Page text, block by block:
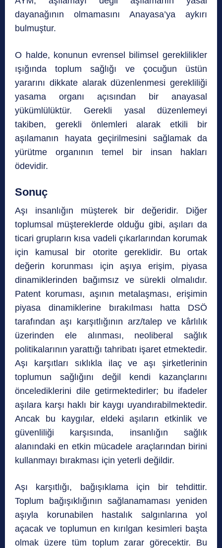
dayanağının olmamasını Anayasa’ya aykırı
bulmuştur.
O halde, konunun evrensel bilimsel gereklilikler
ışığında toplum sağlığı ve çocuğun üstün
yararını dikkate alarak düzenlenmesi gerekliliği
yasama organı açısından bir anayasal
yükümlülüktür. Gerekli yasal düzenlemeyi
takiben, gerekli önlemleri alarak etkili bir
aşılamanın hayata geçirilmesini sağlamak da
yürütme organının temel bir insan hakları
ödevidir.
Sonuç
Aşı insanlığın müşterek bir değeridir. Diğer
toplumsal müştereklerde olduğu gibi, aşıları da
ticari grupların kısa vadeli çıkarlarından korumak
için kamusal bir otorite gereklidir. Bu ortak
değerin korunması için aşıya erişim, piyasa
dinamiklerinden bağımsız ve sürekli olmalıdır.
Patent koruması, aşının metalaşması, erişimin
piyasa dinamiklerine bırakılması hatta DSÖ
tarafından aşı karşıtlığının arz/talep ve kârlılık
üzerinden ele alınması, neoliberal sağlık
politikalarının yarattığı tahribatı işaret etmektedir.
Aşı karşıtları sıklıkla ilaç ve aşı şirketlerinin
toplumun sağlığını değil kendi kazançlarını
öncelediklerini dile getirmektedirler; bu ifadeler
aşılara karşı haklı bir kaygı uyandırabilmektedir.
Ancak bu kaygılar, eldeki aşıların etkinlik ve
güvenliliği karşısında, insanlığın sağlık
alanındaki en etkin mücadele araçlarından birini
kullanmayı bırakması için yeterli değildir.
Aşı karşıtlığı, bağışıklama için bir tehdittir.
Toplum bağışıklığının sağlanamaması yeniden
aşıyla korunabilen hastalık salgınlarına yol
açacak ve toplumun en kırılgan kesimleri başta
olmak üzere tüm toplum zarar görecektir. Bu